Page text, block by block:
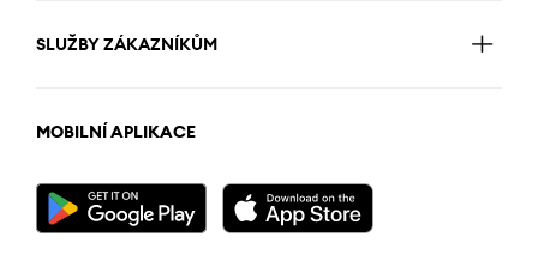
SLUŽBY ZÁKAZNÍKŮM
MOBILNÍ APLIKACE